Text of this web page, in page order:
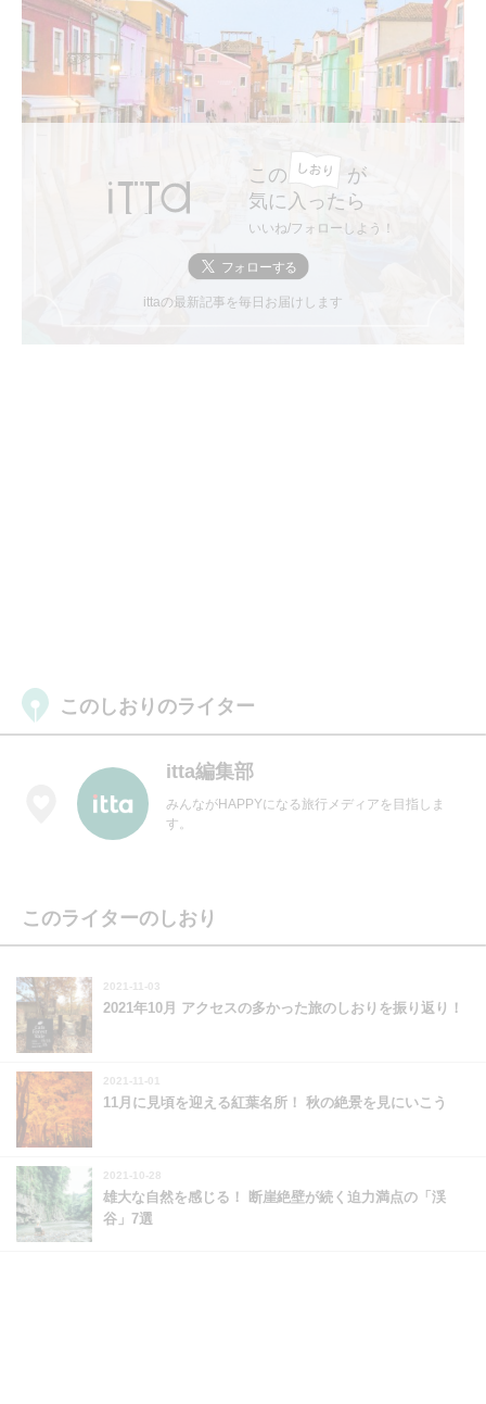
この
が
気に入ったら
いいね/フォローしよう！
ittaの最新記事を毎日お届けします
このしおりのライター
itta編集部
みんながHAPPYになる旅行メディアを目指しま
す。
このライターのしおり
2021-11-03
2021年10月 アクセスの多かった旅のしおりを振り返り！
2021-11-01
11月に見頃を迎える紅葉名所！ 秋の絶景を見にいこう
2021-10-28
雄大な自然を感じる！ 断崖絶壁が続く迫力満点の「渓
谷」7選